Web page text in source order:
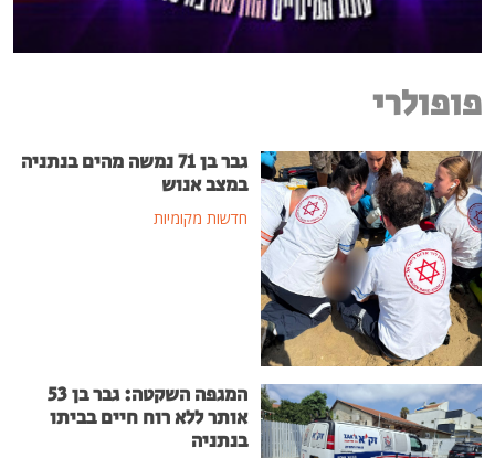
פופולרי
גבר בן 71 נמשה מהים בנתניה
במצב אנוש
חדשות מקומיות
המגפה השקטה: גבר בן 53
אותר ללא רוח חיים בביתו
בנתניה